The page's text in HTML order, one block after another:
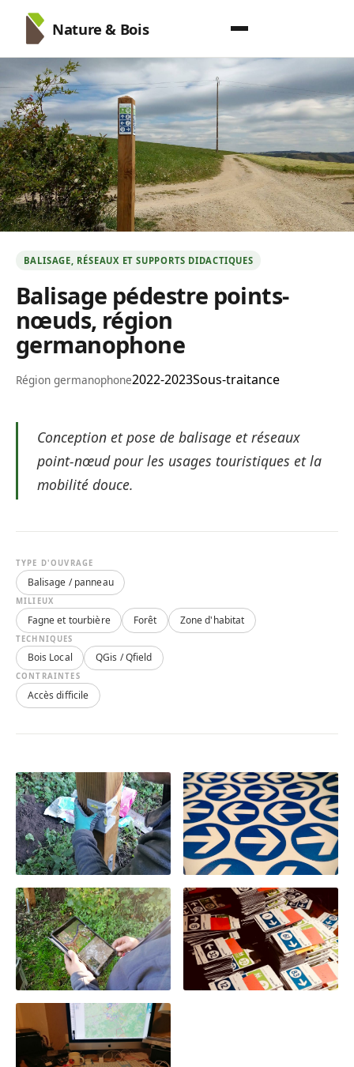
Nature & Bois
BALISAGE, RÉSEAUX ET SUPPORTS DIDACTIQUES
Balisage pédestre points-
nœuds, région
germanophone
Région germanophone2022-2023Sous-traitance
Conception et pose de balisage et réseaux
point-nœud pour les usages touristiques et la
mobilité douce.
TYPE D'OUVRAGE
Balisage / panneau
MILIEUX
Fagne et tourbière Forêt Zone d'habitat
TECHNIQUES
Bois Local QGis / Qfield
CONTRAINTES
Accès difficile